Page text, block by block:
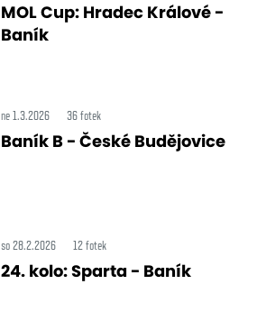
MOL Cup: Hradec Králové -
Baník
ne 1.3.2026 36 fotek
Baník B - České Budějovice
so 28.2.2026 12 fotek
24. kolo: Sparta - Baník